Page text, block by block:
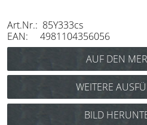
Messer / Klingen
Feather
e-kwip
Kämme
Art.Nr.: 85Y333cs
EAN: 4981104356056
WEITERE
Y.S. Park Schneidekamm Nr.333
(pink) Art.Nr.: 85y333p
BILD